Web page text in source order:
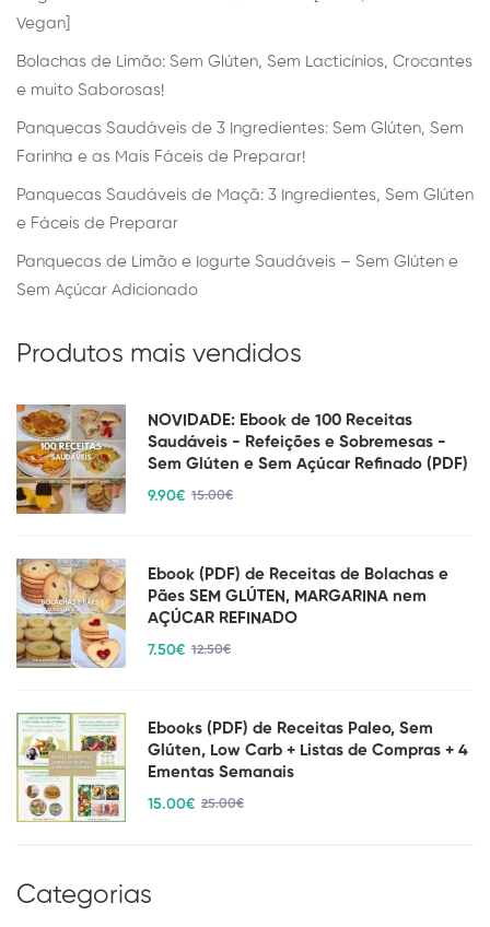
Vegan]
Bolachas de Limão: Sem Glúten, Sem Lacticínios, Crocantes
e muito Saborosas!
Panquecas Saudáveis de 3 Ingredientes: Sem Glúten, Sem
Farinha e as Mais Fáceis de Preparar!
Panquecas Saudáveis de Maçã: 3 Ingredientes, Sem Glúten
e Fáceis de Preparar
Panquecas de Limão e Iogurte Saudáveis – Sem Glúten e
Sem Açúcar Adicionado
Produtos mais vendidos
NOVIDADE: Ebook de 100 Receitas
Saudáveis - Refeições e Sobremesas -
Sem Glúten e Sem Açúcar Refinado (PDF)
9.90€ 15.00€
Ebook (PDF) de Receitas de Bolachas e
Pães SEM GLÚTEN, MARGARINA nem
AÇÚCAR REFINADO
7.50€ 12.50€
Ebooks (PDF) de Receitas Paleo, Sem
Glúten, Low Carb + Listas de Compras + 4
Ementas Semanais
15.00€ 25.00€
Categorias